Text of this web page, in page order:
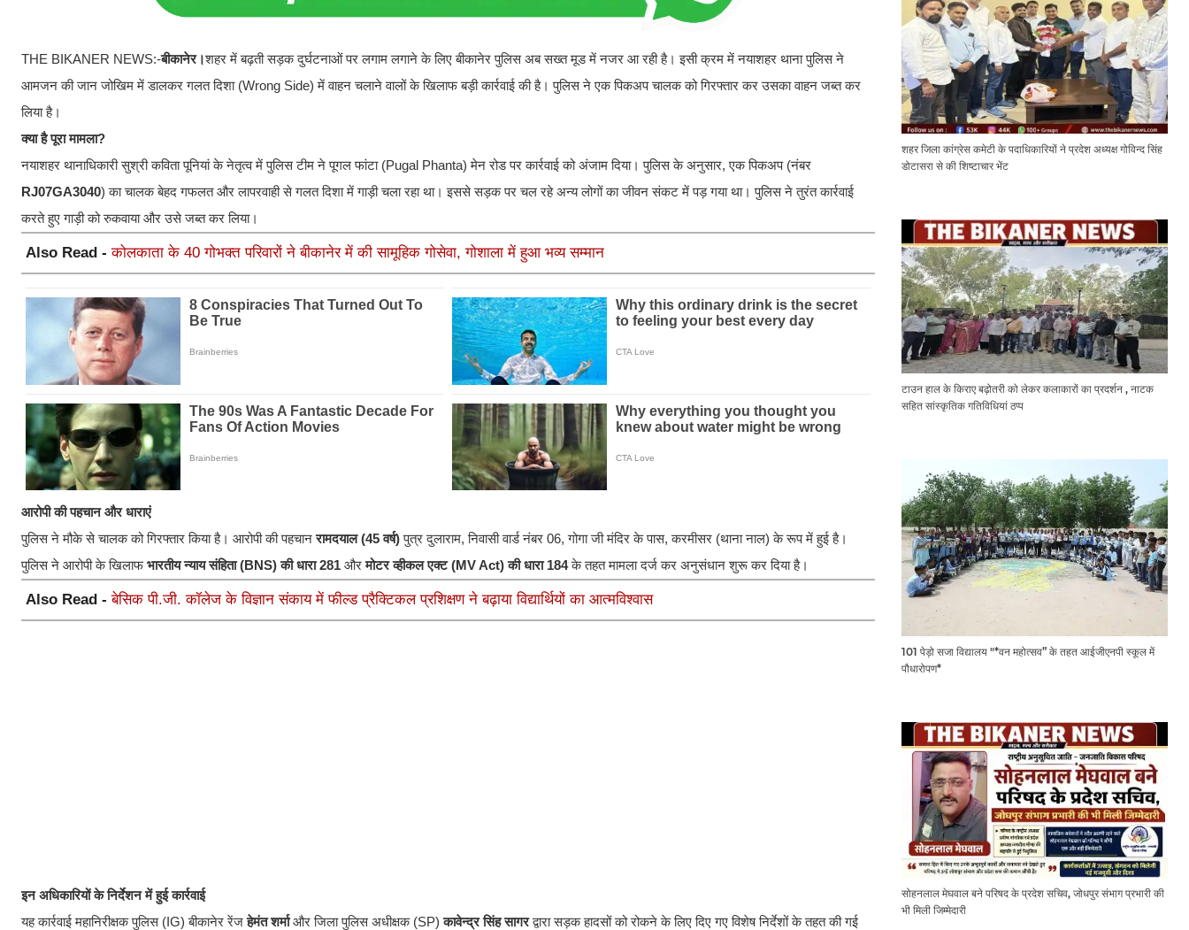
THE BIKANER NEWS:-बीकानेर।शहर में बढ़ती सड़क दुर्घटनाओं पर लगाम लगाने के लिए बीकानेर पुलिस अब सख्त मूड में नजर आ रही है। इसी क्रम में नयाशहर थाना पुलिस ने
आमजन की जान जोखिम में डालकर गलत दिशा (Wrong Side) में वाहन चलाने वालों के खिलाफ बड़ी कार्रवाई की है। पुलिस ने एक पिकअप चालक को गिरफ्तार कर उसका वाहन जब्त कर
लिया है।
क्या है पूरा मामला?
नयाशहर थानाधिकारी सुश्री कविता पूनियां के नेतृत्व में पुलिस टीम ने पूगल फांटा (Pugal Phanta) मेन रोड पर कार्रवाई को अंजाम दिया। पुलिस के अनुसार, एक पिकअप (नंबर
RJ07GA3040) का चालक बेहद गफलत और लापरवाही से गलत दिशा में गाड़ी चला रहा था। इससे सड़क पर चल रहे अन्य लोगों का जीवन संकट में पड़ गया था। पुलिस ने तुरंत कार्रवाई
करते हुए गाड़ी को रुकवाया और उसे जब्त कर लिया।
Also Read -कोलकाता के 40 गोभक्त परिवारों ने बीकानेर में की सामूहिक गोसेवा, गोशाला में हुआ भव्य सम्मान
आरोपी की पहचान और धाराएं
पुलिस ने मौके से चालक को गिरफ्तार किया है। आरोपी की पहचानरामदयाल (45 वर्ष)पुत्र दुलाराम, निवासी वार्ड नंबर 06, गोगा जी मंदिर के पास, करमीसर (थाना नाल) के रूप में हुई है।
​पुलिस ने आरोपी के खिलाफभारतीय न्याय संहिता (BNS) की धारा 281 औरमोटर व्हीकल एक्ट (MV Act) की धारा 184के तहत मामला दर्ज कर अनुसंधान शुरू कर दिया है।
Also Read -बेसिक पी.जी. कॉलेज के विज्ञान संकाय में फील्ड प्रैक्टिकल प्रशिक्षण ने बढ़ाया विद्यार्थियों का आत्मविश्वास
इन अधिकारियों के निर्देशन में हुई कार्रवाई
यह कार्रवाई महानिरीक्षक पुलिस (IG) बीकानेर रेंजहेमंत शर्माऔर जिला पुलिस अधीक्षक (SP)कावेन्द्र सिंह सागरद्वारा सड़क हादसों को रोकने के लिए दिए गए विशेष निर्देशों के तहत की गई
शहर जिला कांग्रेस कमेटी के पदाधिकारियों ने प्रदेश अध्यक्ष गोविन्द सिंह
डोटासरा से की शिष्टाचार भेंट
टाउन हाल के किराए बढ़ोतरी को लेकर कलाकारों का प्रदर्शन , नाटक
सहित सांस्कृतिक गतिविधियां ठप्प
101 पेड़ो सजा विद्यालय "*वन महोत्सव” के तहत आईजीएनपी स्कूल में
पौधारोपण*
सोहनलाल मेघवाल बने परिषद के प्रदेश सचिव, जोधपुर संभाग प्रभारी की
भी मिली जिम्मेदारी